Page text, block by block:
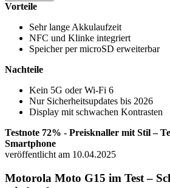
Vorteile
Sehr lange Akkulaufzeit
NFC und Klinke integriert
Speicher per microSD erweiterbar
Nachteile
Kein 5G oder Wi-Fi 6
Nur Sicherheitsupdates bis 2026
Display mit schwachen Kontrasten
Testnote 72% - Preisknaller mit Stil –
Smartphone
veröffentlicht am 10.04.2025
Motorola Moto G15 im Test –